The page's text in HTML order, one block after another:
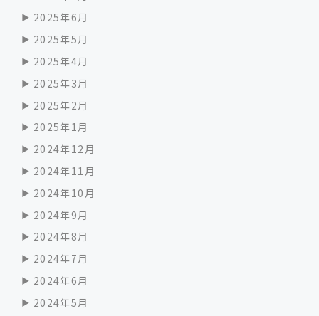
2025年6月
2025年5月
2025年4月
2025年3月
2025年2月
2025年1月
2024年12月
2024年11月
2024年10月
2024年9月
2024年8月
2024年7月
2024年6月
2024年5月